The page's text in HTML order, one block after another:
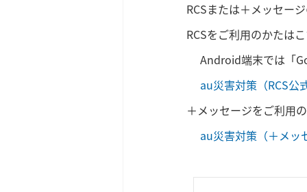
RCSまたは＋メッセー
RCSをご利用のかたは
Android端末では「
au災害対策（RCS公
＋メッセージをご利用
au災害対策（＋メッ